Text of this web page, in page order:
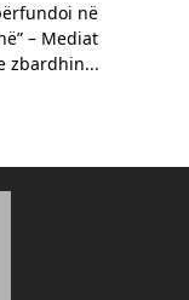
në
– Mediat
zbardhin...